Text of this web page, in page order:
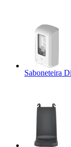
Saboneteira